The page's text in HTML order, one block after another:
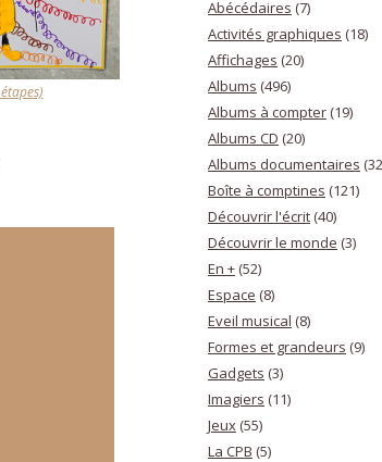
Abécédaires (7)
Activités graphiques (18)
Affichages (20)
Albums (496)
Albums à compter (19)
Albums CD (20)
Albums documentaires
Boîte à comptines (121)
Découvrir l'écrit (40)
Découvrir le monde (3)
En + (52)
Espace (8)
Eveil musical (8)
Formes et grandeurs (9)
Gadgets (3)
Imagiers (11)
Jeux (55)
La CPB (5)